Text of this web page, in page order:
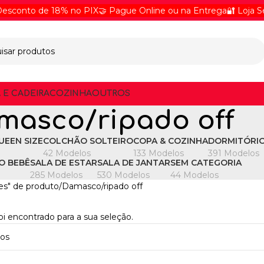
de 18% no PIX🤝 Pague Online ou na Entrega🔐 Loja
E CADEIRACOZINHAOUTROS
ripado off
SIZECOLCHÃO SOLTEIRO
42 Modelos
COPA & COZINHA
133 Modelos
391 Modelos
BEBÊSALA DE ESTAR
285 Modelos
SALA DE JANTAR
530 Modelos
SEM CATEGORIA
44 Modelos
de produto Damasco/ripado off
encontrado para a sua seleção.